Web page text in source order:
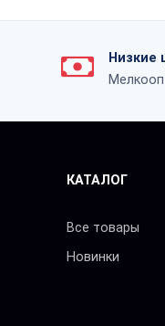
Низкие
КАТАЛОГ
Все товары
Новинки